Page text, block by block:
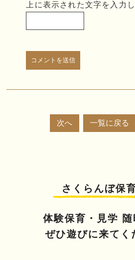
上に表示された文字を入力
次へ 一覧に戻る
さくらんぼ保
体験保育・見学 随
ぜひ遊びに来てく